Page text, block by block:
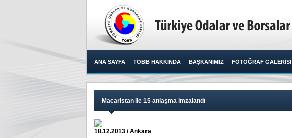
ANA SAYFA TOBB HAKKINDA BAŞKANIMIZ FOTOĞRAF GALERİSİ
Macaristan ile 15 anlaşma imzalandı
18.12.2013 / Ankara